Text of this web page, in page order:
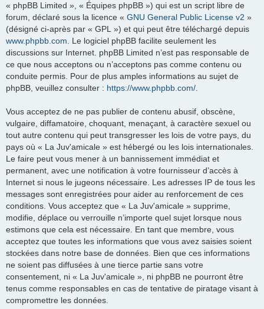
« phpBB Limited », « Équipes phpBB ») qui est un script libre de
forum, déclaré sous la licence « GNU General Public License v2 »
(désigné ci-après par « GPL ») et qui peut être téléchargé depuis
www.phpbb.com. Le logiciel phpBB facilite seulement les
discussions sur Internet. phpBB Limited n’est pas responsable de
ce que nous acceptons ou n’acceptons pas comme contenu ou
conduite permis. Pour de plus amples informations au sujet de
phpBB, veuillez consulter : https://www.phpbb.com/.
Vous acceptez de ne pas publier de contenu abusif, obscène,
vulgaire, diffamatoire, choquant, menaçant, à caractère sexuel ou
tout autre contenu qui peut transgresser les lois de votre pays, du
pays où « La Juv'amicale » est hébergé ou les lois internationales.
Le faire peut vous mener à un bannissement immédiat et
permanent, avec une notification à votre fournisseur d’accès à
Internet si nous le jugeons nécessaire. Les adresses IP de tous les
messages sont enregistrées pour aider au renforcement de ces
conditions. Vous acceptez que « La Juv'amicale » supprime,
modifie, déplace ou verrouille n’importe quel sujet lorsque nous
estimons que cela est nécessaire. En tant que membre, vous
acceptez que toutes les informations que vous avez saisies soient
stockées dans notre base de données. Bien que ces informations
ne soient pas diffusées à une tierce partie sans votre
consentement, ni « La Juv'amicale », ni phpBB ne pourront être
tenus comme responsables en cas de tentative de piratage visant à
compromettre les données.